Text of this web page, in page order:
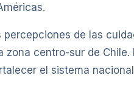
de las
centro-sur de
el sistema